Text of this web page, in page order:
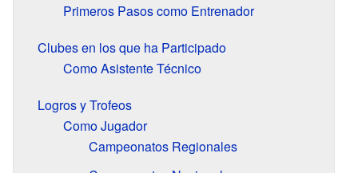
Primeros Pasos como Entrenador
Clubes en los que ha Participado
Como Asistente Técnico
Logros y Trofeos
Como Jugador
Campeonatos Regionales